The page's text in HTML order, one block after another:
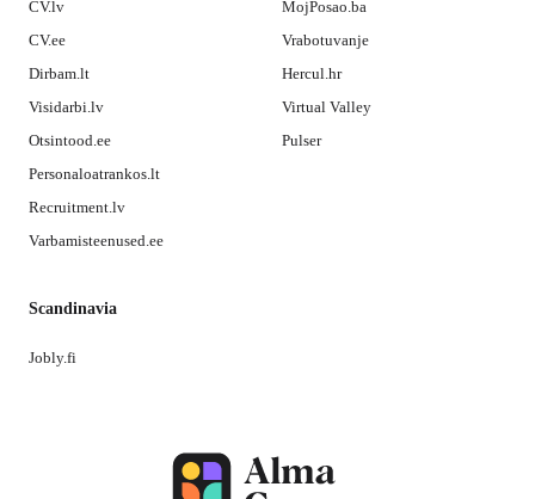
CV.lv
CV.ee
Dirbam.lt
Visidarbi.lv
Otsintood.ee
Personaloatrankos.lt
Recruitment.lv
Varbamisteenused.ee
MojPosao.ba
Vrabotuvanje
Hercul.hr
Virtual Valley
Pulser
Scandinavia
Jobly.fi